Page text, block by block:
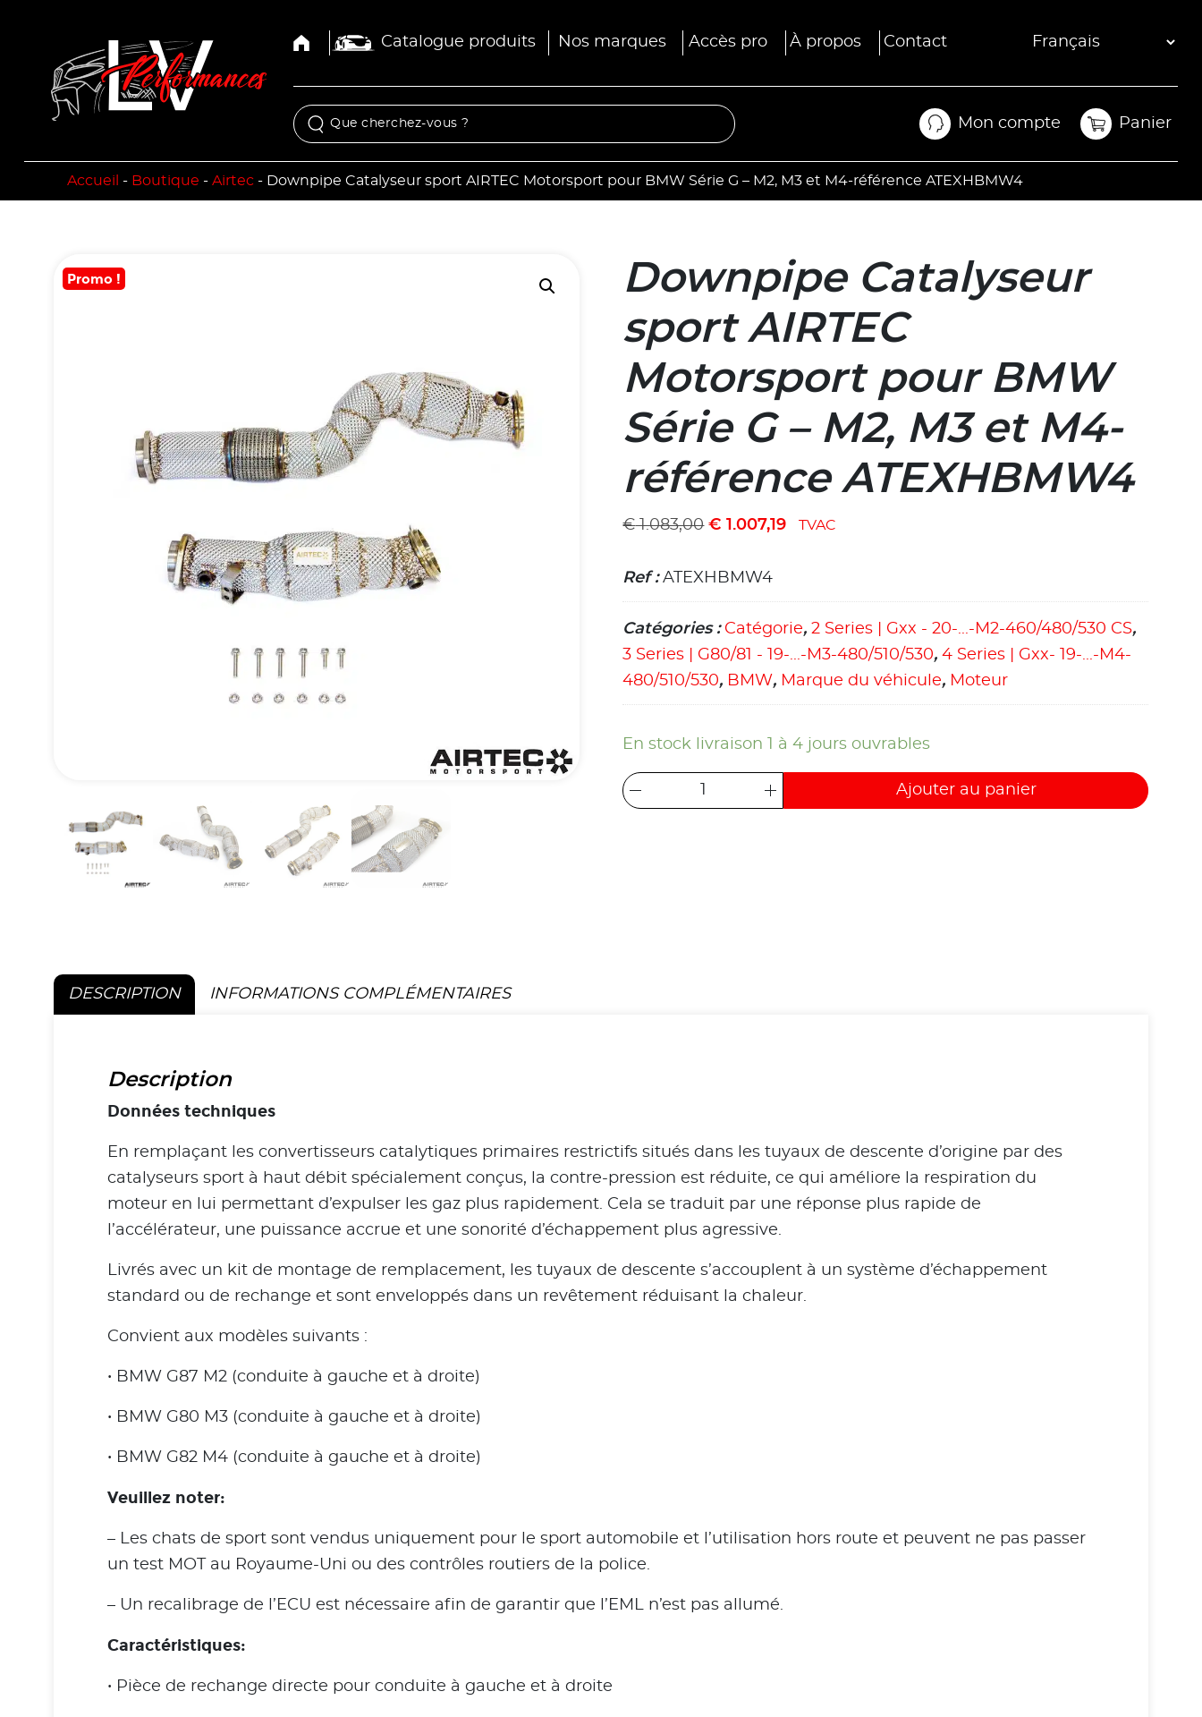
Catalogue produits Nos marques Accès pro À propos Contact
Mon compte
Mon compte
Panier
Panier
Accueil - Boutique - Airtec - Downpipe Catalyseur sport AIRTEC Motorsport pour BMW Série G – M2, M3 et M4-référence ATEXHBMW4
Promo !
Downpipe Catalyseur
sport AIRTEC
Motorsport pour BMW
Série G – M2, M3 et M4-
référence ATEXHBMW4
€1.083,00 € 1.007,19 TVAC
Ref :ATEXHBMW4
Catégories : Catégorie,2 Series | Gxx - 20-...-M2-460/480/530 CS,
3 Series | G80/81 - 19-...-M3-480/510/530,4 Series | Gxx- 19-...-M4-
480/510/530, BMW, Marque du véhicule, Moteur
En stock livraison 1 à 4 jours ouvrables
Ajouter au panier
DESCRIPTION INFORMATIONS COMPLÉMENTAIRES
Description
Données techniques
En remplaçant les convertisseurs catalytiques primaires restrictifs situés dans les tuyaux de descente d’origine par des
catalyseurs sport à haut débit spécialement conçus, la contre-pression est réduite, ce qui améliore la respiration du
moteur en lui permettant d’expulser les gaz plus rapidement. Cela se traduit par une réponse plus rapide de
l’accélérateur, une puissance accrue et une sonorité d’échappement plus agressive.
Livrés avec un kit de montage de remplacement, les tuyaux de descente s’accouplent à un système d’échappement
standard ou de rechange et sont enveloppés dans un revêtement réduisant la chaleur.
Convient aux modèles suivants :
• BMW G87 M2 (conduite à gauche et à droite)
• BMW G80 M3 (conduite à gauche et à droite)
• BMW G82 M4 (conduite à gauche et à droite)
Veuillez noter:
– Les chats de sport sont vendus uniquement pour le sport automobile et l’utilisation hors route et peuvent ne pas passer
un test MOT au Royaume-Uni ou des contrôles routiers de la police.
– Un recalibrage de l’ECU est nécessaire afin de garantir que l’EML n’est pas allumé.
Caractéristiques:
• Pièce de rechange directe pour conduite à gauche et à droite